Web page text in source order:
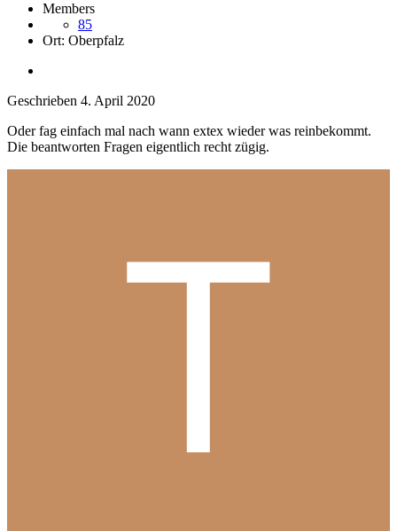
Members
85
Ort: Oberpfalz
Geschrieben 4. April 2020
Oder fag einfach mal nach wann extex wieder was reinbekommt.
Die beantworten Fragen eigentlich recht zügig.